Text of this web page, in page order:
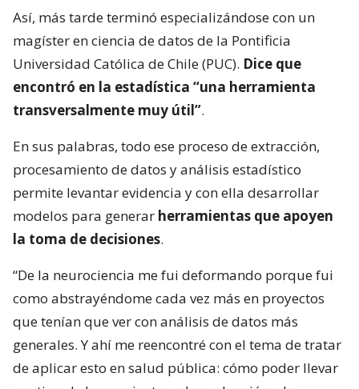
Así, más tarde terminó especializándose con un
magíster en ciencia de datos de la Pontificia
Universidad Católica de Chile (PUC). Dice que
encontró en la estadística “una herramienta
transversalmente muy útil”.
En sus palabras, todo ese proceso de extracción,
procesamiento de datos y análisis estadístico
permite levantar evidencia y con ella desarrollar
modelos para generar herramientas que apoyen
la toma de decisiones.
“De la neurociencia me fui deformando porque fui
como abstrayéndome cada vez más en proyectos
que tenían que ver con análisis de datos más
generales. Y ahí me reencontré con el tema de tratar
de aplicar esto en salud pública: cómo poder llevar